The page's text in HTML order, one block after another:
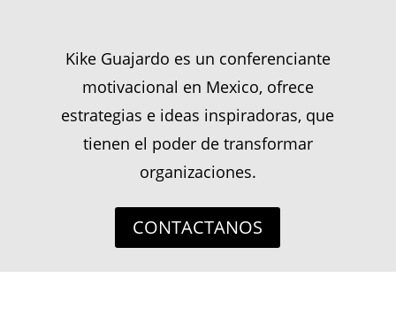
Kike Guajardo es un conferenciante
motivacional en Mexico, ofrece
estrategias e ideas inspiradoras, que
tienen el poder de transformar
organizaciones.
CONTACTANOS